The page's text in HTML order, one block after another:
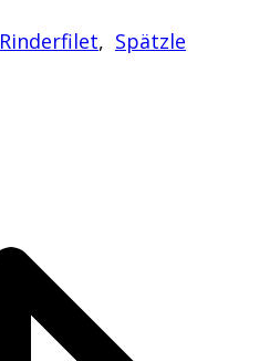
Rinderfilet, Spätzle